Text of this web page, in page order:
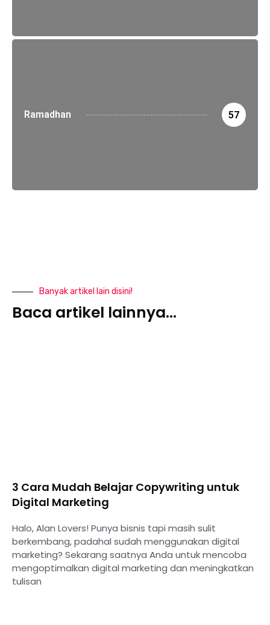
Ramadhan 57
Banyak artikel lain disini!
Baca artikel lainnya...
3 Cara Mudah Belajar Copywriting untuk
Digital Marketing
Halo, Alan Lovers! Punya bisnis tapi masih sulit
berkembang, padahal sudah menggunakan digital
marketing? Sekarang saatnya Anda untuk mencoba
mengoptimalkan digital marketing dan meningkatkan
tulisan